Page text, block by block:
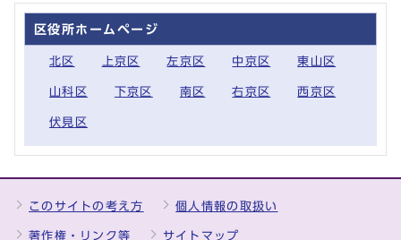
区役所ホームページ
北区 上京区 左京区 中京区 東山区
山科区 下京区 南区 右京区 西京区
伏見区
このサイトの考え方 個人情報の取扱い
著作権・リンク等 サイトマップ